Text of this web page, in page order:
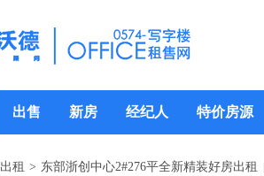
出售 新房 经纪人 特价房源
出租 > 东部浙创中心2#276平全新精装好房出租